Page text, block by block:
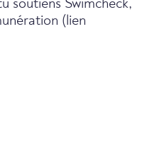
soutiens Swimcheck,
(lien